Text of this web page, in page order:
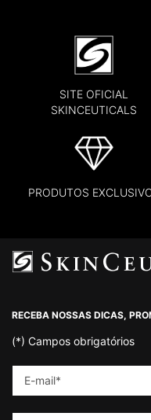
SITE OFICIAL
SKINCEUTICALS
PRODUTOS
RECEBA NOSSAS DICAS,
(*) Campos obrigatórios
E-mail*